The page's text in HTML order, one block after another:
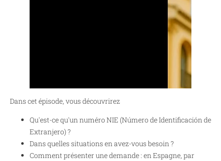
Dans cet épisode, vous découvrirez
Qu'est-ce qu'un numéro NIE (Número de Identificación de
Extranjero) ?
Dans quelles situations en avez-vous besoin ?
Comment présenter une demande : en Espagne, par